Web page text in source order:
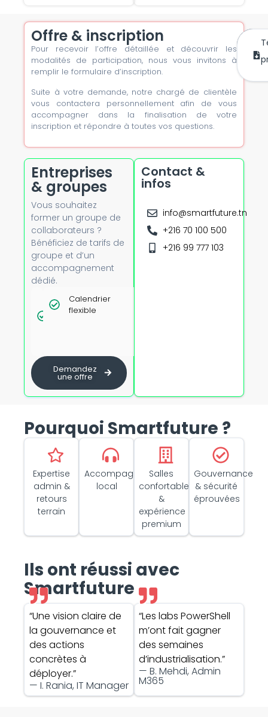
Offre & inscription
Pour recevoir l’offre détaillée et découvrir les
modalités de participation, nous vous invitons à
remplir le formulaire d’inscription.
Suite à votre demande, notre chargé de clientèle
vous contactera personnellement afin de vous
accompagner dans la finalisation de votre
inscription et répondre à toutes vos questions.
Entreprises
& groupes
Vous souhaitez
former un groupe de
collaborateurs ?
Bénéficiez de tarifs de
groupe et d’un
accompagnement
dédié.
Tarifs
dégressifs
Calendrier
flexible
Demandez
une offre
Contact &
infos
info@smartfuture.tn
+216 70 100 500
+216 99 777 103
Pourquoi Smartfuture ?
Expertise
admin &
retours
terrain
Accompagnement
local
Salles
confortables
&
expérience
premium
Gouvernance
& sécurité
éprouvées
Ils ont réussi avec
Smartfuture
“Une vision claire de
la gouvernance et
des actions
concrètes à
déployer.”
— I. Rania, IT Manager
“Les labs PowerShell
m’ont fait gagner
des semaines
d’industrialisation.”
— B. Mehdi, Admin
M365